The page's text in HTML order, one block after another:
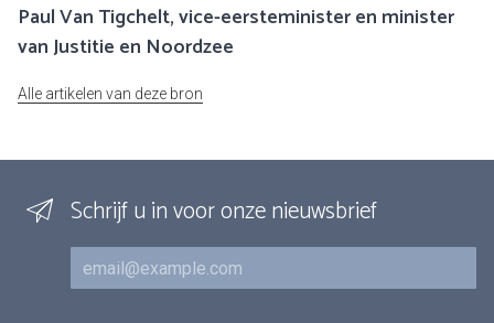
Paul Van Tigchelt, vice-eersteminister en minister
van Justitie en Noordzee
Alle artikelen van deze bron
Schrijf u in voor onze nieuwsbrief
E-mail